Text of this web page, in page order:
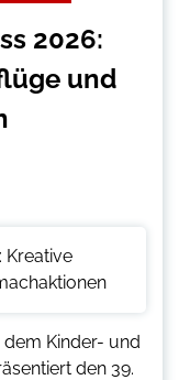
2026:
und
dem Kinder- und
den 39.